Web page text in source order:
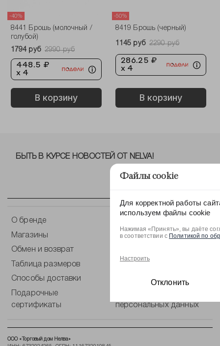
-40%
8441 Брошь (молочный /
голубой)
1794 руб
2990 руб
448.5 ₽
x 4
В корзину
-50%
8419 Брошь (черный)
1145 руб 2290 руб
286.25 ₽
x 4
В корзину
О бренде
Магазины Оплата
Обмен и возврат
Таблица размеров
Способы доставки Публичная оферта
Подарочные
сертификаты
персональных данных
ООО «Торговый дом Нелва»
БЫТЬ В КУРСЕ НОВОСТЕЙ ОТ NELVA!
Файлы cookie
Для корректной работы
используем файлы cookie
Нажимая «Принять», вы даёте
в соответствии с Политикой по
Настроить
Отклонить